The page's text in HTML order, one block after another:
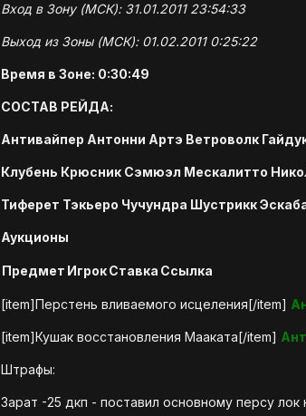
Вход в Зону (МСК): 31.01.2011 23:54:33
Выход из Зоны (МСК): 01.02.2011 0:25:22
Время в Зоне: 0:30:49
СОСТАВ РЕЙДА:
Антивайпер Антонни Артэ Ветроволк
Клубень Крюсник Сэмюэл Мескалитто
Тиферет Тэкьеро Чучундра Шустрикк
Аукционы
Предмет ИгрокСтавка Ссылка
[item]Перстень вливаемого исцеления[/item]
[item]Кушак восстановления Мааката[/item]
Штрафы:
Зарат -25 дкп - поставил основному персу лок